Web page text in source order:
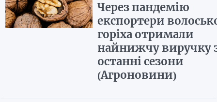
Через пандемію
експортери
горіха отримали
найнижчу виручку
останні сезони
(Агроновини)